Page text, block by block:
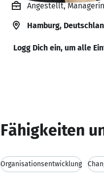
Angestellt,
Hamburg,
Logg Dich ein, um alle
Fähigkeiten
Organisationsentwicklung